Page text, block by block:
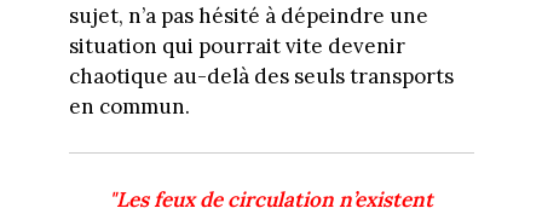
sujet, n’a pas hésité à dépeindre une
situation qui pourrait vite devenir
chaotique au-delà des seuls transports
en commun.
"Les feux de circulation n’existent